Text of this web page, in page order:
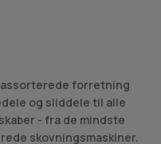
forretning
og sliddele til alle
- fra de mindste
skovningsmaskiner.